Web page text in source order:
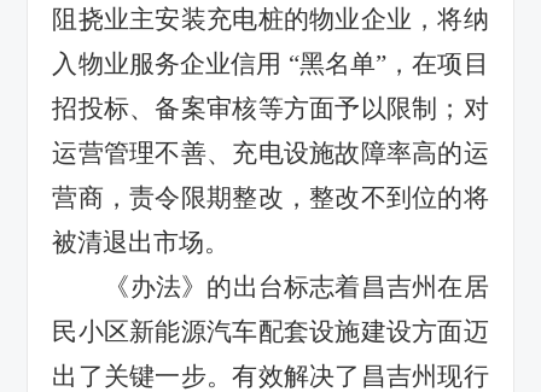
阻挠业主安装充电桩的物业企业，将纳
入物业服务企业信用 “黑名单”，在项目
招投标、备案审核等方面予以限制；对
运营管理不善、充电设施故障率高的运
营商，责令限期整改，整改不到位的将
被清退出市场。
《办法》的出台标志着昌吉州在居
民小区新能源汽车配套设施建设方面迈
出了关键一步。有效解决了昌吉州现行